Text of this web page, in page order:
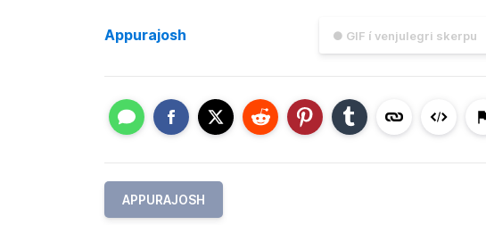
● GIF í venjulegri skerpu
Appurajosh
APPURAJOSH